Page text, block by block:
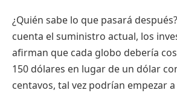
¿Quién sabe lo que pasará
cuenta el suministro actual, los
afirman que cada globo debería
150 dólares en lugar de un dólar
centavos, tal vez podrían empezar